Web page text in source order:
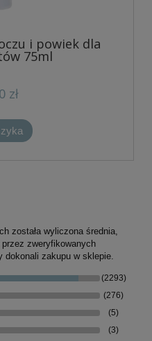
i powiek dla
75ml
zł
została wyliczona średnia,
zweryfikowanych
dokonali zakupu w sklepie.
(2293)
(276)
(5)
(3)